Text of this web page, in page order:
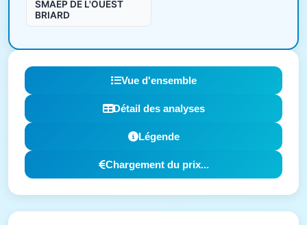
SMAEP DE L'OUEST
BRIARD
Vue d'ensemble
Détail des analyses
Légende
Chargement du prix...